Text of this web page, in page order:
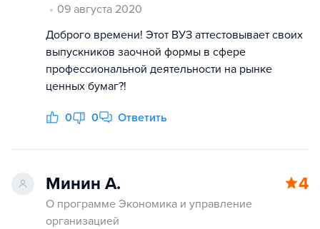
09 августа 2020
Доброго времени! Этот ВУЗ аттестовывает своих
выпускников заочной формы в сфере
профессиональной деятельности на рынке
ценных бумаг?!
0 0 Ответить
Минин А. 4
О программе Экономика и управление
организацией